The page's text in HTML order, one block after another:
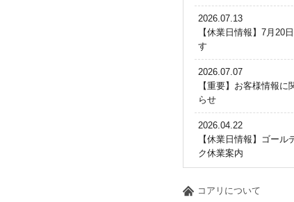
2026.07.13
【休業日情報】7月20
す
2026.07.07
【重要】お客様情報に
らせ
2026.04.22
【休業日情報】ゴール
ク休業案内
コアリについて